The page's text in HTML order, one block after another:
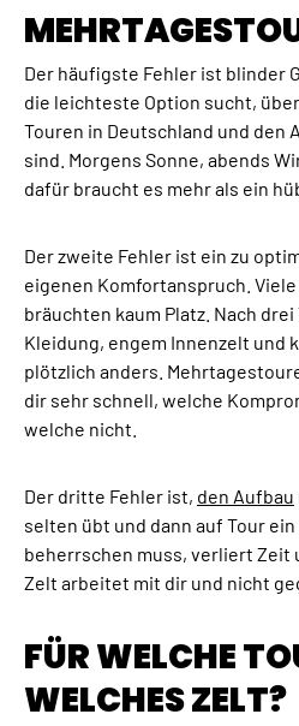
Der häufigste Fehler ist blinder
die leichteste Option sucht,
Touren in Deutschland und den
sind. Morgens Sonne, abends
dafür braucht es mehr als ein
Der zweite Fehler ist ein zu
eigenen Komfortanspruch.
bräuchten kaum Platz. Nach
Kleidung, engem Innenzelt und
plötzlich anders.
dir sehr schnell, welche
welche nicht.
Der dritte Fehler ist, den Aufbau
selten übt und dann auf Tour
beherrschen muss, verliert Zeit
Zelt arbeitet mit dir und nicht
FÜR WELCHE
WELCHES ZELT?